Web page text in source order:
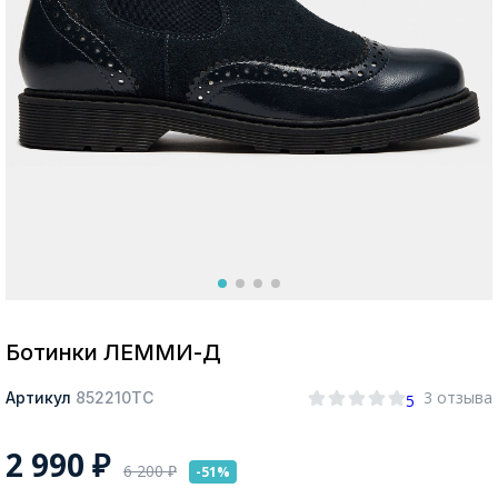
Москва
Ботинки ЛЕММИ-Д
Артикул 852210ТС 5 3 отзыва
2 990 ₽ 6 200₽ -51%